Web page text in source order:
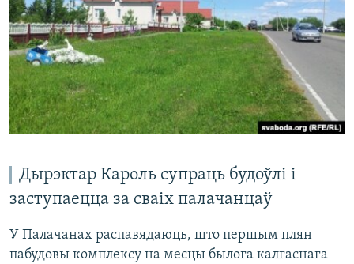
Дырэктар Кароль супраць будоўлі і
заступаецца за сваіх палачанцаў
У Палачанах распавядаюць, што першым плян
пабудовы комплексу на месцы былога калгаснага